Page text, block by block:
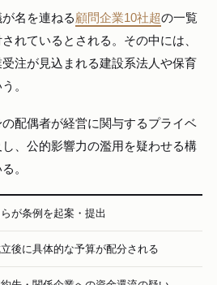
名を連ねる顧問企業10社超の一覧
れているとされる。その中には、
注が見込まれる建設系法人や保育
。
配偶者が経営に関与するプライベ
、公的影響力の濫用を疑わせる構
。
が条例を起案・提出
後に具体的な予算が配分される